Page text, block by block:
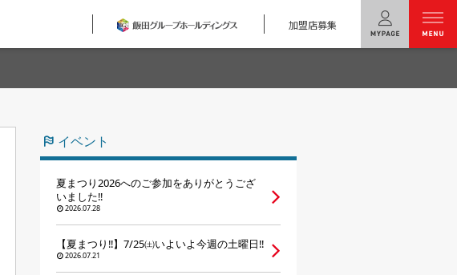
加盟店募集
テクノロジー
建築実例
イベント
夏まつり2026へのご参加をありがとうござ
いました‼
2026.07.28
【夏まつり‼】7/25㈯いよいよ今週の土曜日‼
2026.07.21